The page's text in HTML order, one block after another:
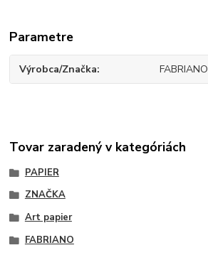
Parametre
Výrobca/Značka FABRIANO
Tovar zaradený v kategóriách
PAPIER
ZNAČKA
Art papier
FABRIANO